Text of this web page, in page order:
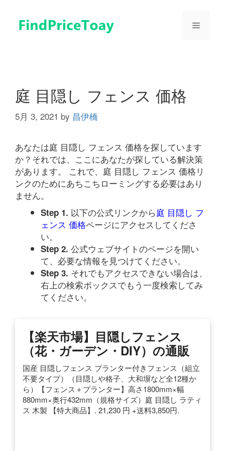
メ
庭 目隠し フェンス 価格
5月 3, 2021 by 昌伊橋
あなたは庭 目隠し フェンス 価格を探しています
か？それでは、ここにあなたが探している解決策
があります。 これで、庭 目隠し フェンス 価格リ
ンクのためにあちこちローミングする必要はあり
ません。
Step 1. 以下の公式リンクから庭 目隠し フ
ェンス 価格ページにアクセスしてくださ
い。
Step 2. 公式ウェブサイトのページを開い
て、必要な情報を見つけてください。
Step 3. それでもアクセスできない場合は、
右上の検索ボックスでもう一度検索してみ
てください。
【楽天市場】目隠しフェンス
（花・ガーデン・DIY）の通販
国産 目隠しフェンス プランター付きフェンス（組立
不要タイプ）（目隠しや格子、大和塀など全12種か
ら）【フェンス＋プランター】高さ1800mm×幅
880mm×奥行432mm（規格サイズ）庭 目隠し ラティ
ス 木製 【特大商品】. 21,230 円 +送料3,850円.